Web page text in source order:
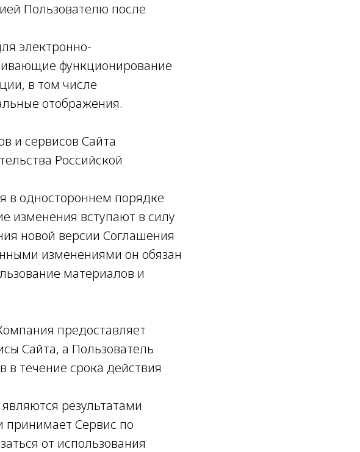
Пользователю после
электронно-
функционирование
в том числе
отображения.
и сервисов Сайта
Российской
в одностороннем порядке
изменения вступают в силу
новой версии Соглашения
изменениями он обязан
материалов и
предоставляет
Сайта, а Пользователь
течение срока действия
результатами
принимает Сервис по
от использования